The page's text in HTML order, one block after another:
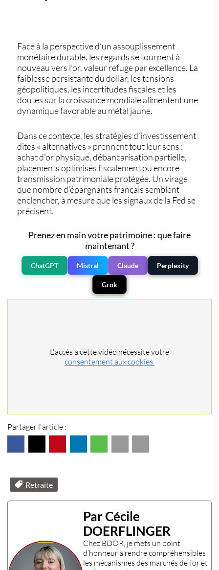
Face à la perspective d’un assouplissement
monétaire durable, les regards se tournent à
nouveau vers l’or, valeur refuge par excellence. La
faiblesse persistante du dollar, les tensions
géopolitiques, les incertitudes fiscales et les
doutes sur la croissance mondiale alimentent une
dynamique favorable au métal jaune.
Dans ce contexte, les stratégies d’investissement
dites « alternatives » prennent tout leur sens :
achat d’or physique, débancarisation partielle,
placements optimisés fiscalement ou encore
transmission patrimoniale protégée. Un virage
que nombre d’épargnants français semblent
enclencher, à mesure queles signaux de la Fed se
précisent.
Prenez en main votre patrimoine : que faire
maintenant ?
ChatGPT Mistral Claude Perplexity
Grok
L'accès à cette vidéo nécessite votre
consentement aux cookies.
Partager l'article :
Retraite
Par Cécile
DOERFLINGER
Chez BDOR, je mets un point
d’honneur à rendre compréhensibles
les mécanismes des marchés de l’or et